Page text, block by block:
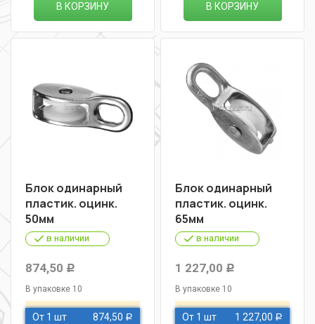
В КОРЗИНУ В КОРЗИНУ
Блок одинарный
пластик. оцинк.
50мм
в наличии
874,50 Р
В упаковке 10
От 1 шт 874,50 Р
Блок одинарный
пластик. оцинк.
65мм
в наличии
1 227,00 Р
В упаковке 10
От 1 шт 1 227,00 Р